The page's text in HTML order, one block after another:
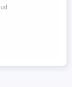
e foarte
bine,mai multe
monitorul de la